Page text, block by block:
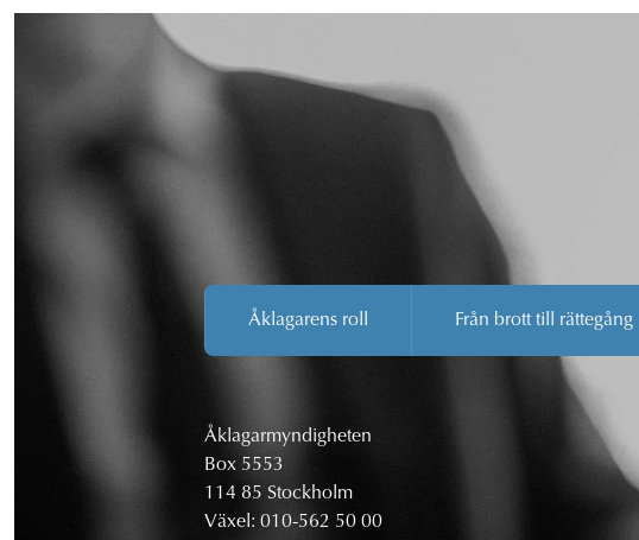
Åklagarens roll Från brott till rättegång
Åklagarmyndigheten
Box 5553
114 85 Stockholm
Växel: 010-562 50 00